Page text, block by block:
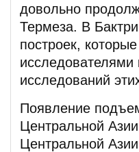
довольно
Термеза. В
построек,
исследований
Появление
Центральной
Центральной